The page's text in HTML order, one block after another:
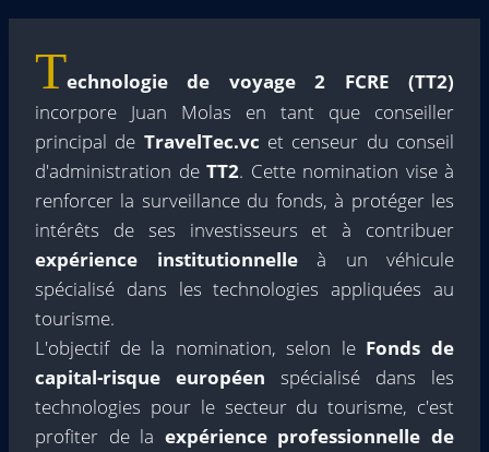
Technologie de voyage 2 FCRE (TT2)
incorpore Juan Molas en tant que conseiller
principal de TravelTec.vc et censeur du conseil
d'administration de TT2. Cette nomination vise à
renforcer la surveillance du fonds, à protéger les
intérêts de ses investisseurs et à contribuer
expérience institutionnelleà un véhicule
spécialisé dans les technologies appliquées au
tourisme.
L'objectif de la nomination, selon le Fonds de
capital-risque européen spécialisé dans les
technologies pour le secteur du tourisme, c'est
profiter de la expérience professionnelle de